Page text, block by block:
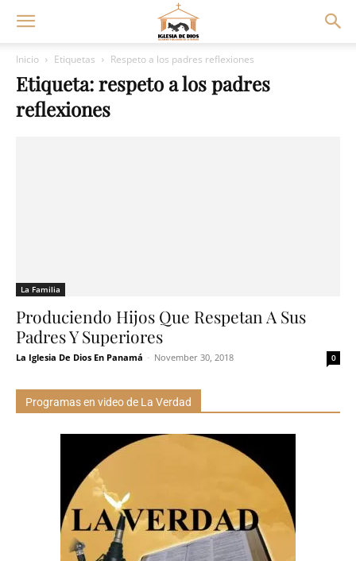
Inicio Etiquetas Respeto a los padres reflexiones
Etiqueta: respeto a los padres
reflexiones
La Familia
Produciendo Hijos Que Respetan A Sus
Padres Y Superiores
La Iglesia De Dios En Panamá - November 30, 2018 0
Programas en video de La Verdad